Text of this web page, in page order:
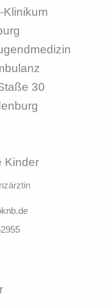
Klinikum
30
Kinder